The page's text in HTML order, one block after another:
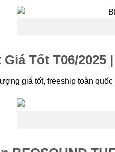
Tốt T06/2025
giá tốt, freeship toàn